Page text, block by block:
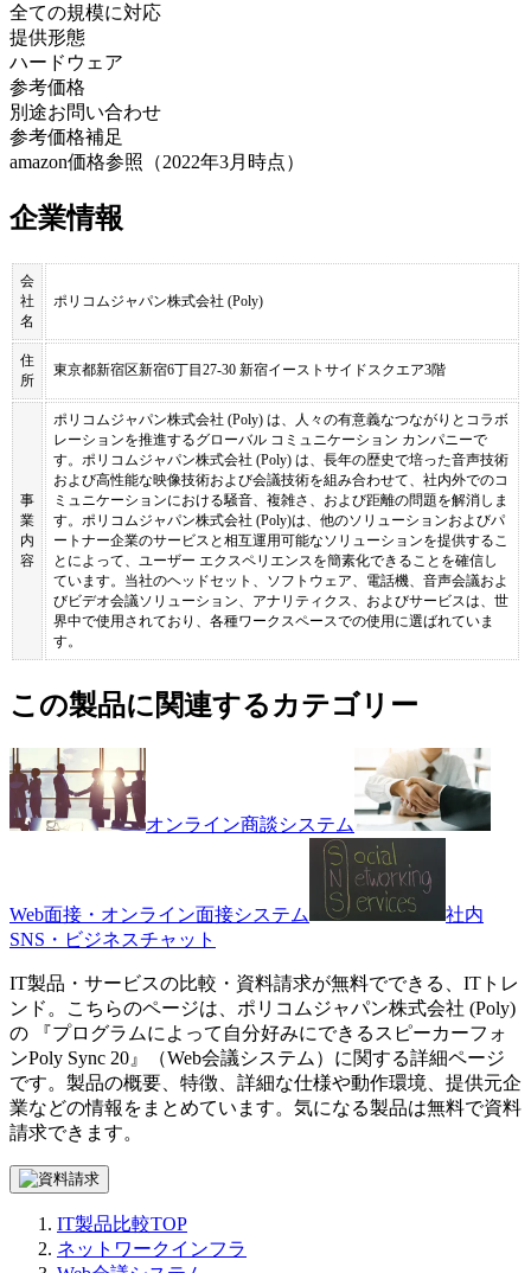
全ての規模に対応
提供形態
ハードウェア
参考価格
別途お問い合わせ
参考価格補足
amazon価格参照（2022年3月時点）
企業情報
会
社
名
ポリコムジャパン株式会社 (Poly)
住
所
東京都新宿区新宿6丁目27-30 新宿イーストサイドスクエア3階
事
業
内
容
ポリコムジャパン株式会社 (Poly) は、人々の有意義なつながりとコラボ
レーションを推進するグローバル コミュニケーション カンパニーで
す。ポリコムジャパン株式会社 (Poly) は、長年の歴史で培った音声技術
および高性能な映像技術および会議技術を組み合わせて、社内外でのコ
ミュニケーションにおける騒音、複雑さ、および距離の問題を解消しま
す。ポリコムジャパン株式会社 (Poly)は、他のソリューションおよびパ
ートナー企業のサービスと相互運用可能なソリューションを提供するこ
とによって、ユーザー エクスペリエンスを簡素化できることを確信し
ています。当社のヘッドセット、ソフトウェア、電話機、音声会議およ
びビデオ会議ソリューション、アナリティクス、およびサービスは、世
界中で使用されており、各種ワークスペースでの使用に選ばれていま
す。
この製品に関連するカテゴリー
オンライン商談システム
Web面接・オンライン面接システム
社内
SNS・ビジネスチャット
IT製品・サービスの比較・資料請求が無料でできる、ITトレ
ンド。こちらのページは、 ポリコムジャパン株式会社 (Poly)
の 『プログラムによって自分好みにできるスピーカーフォ
ンPoly Sync 20 』（Web会議システム ）に関する詳細ページ
です。製品の概要、特徴、詳細な仕様や動作環境、提供元企
業などの情報をまとめています。気になる製品は無料で資料
請求できます。
IT製品比較TOP
ネットワークインフラ